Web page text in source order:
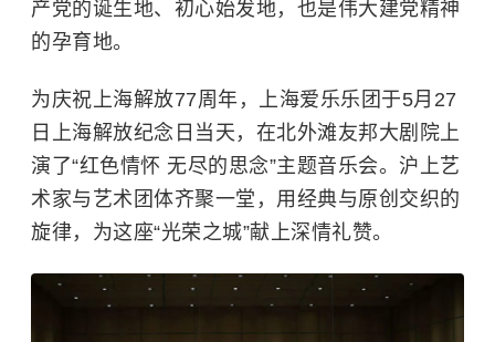
产党的诞生地、初心始发地，也是伟大建党精神
的孕育地。
为庆祝上海解放77周年，上海爱乐乐团于5月27
日上海解放纪念日当天，在北外滩友邦大剧院上
演了“红色情怀 无尽的思念”主题音乐会。沪上艺
术家与艺术团体齐聚一堂，用经典与原创交织的
旋律，为这座“光荣之城”献上深情礼赞。